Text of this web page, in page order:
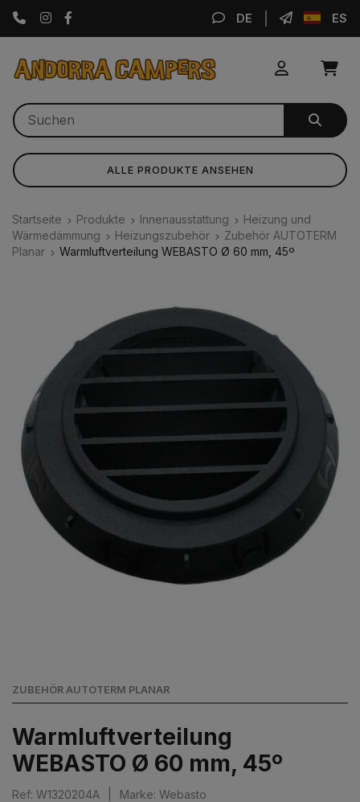
Instagram DE ES
ALLE PRODUKTE ANSEHEN
Startseite Produkte Innenausstattung
Heizung und
Wärmedämmung
Heizungszubehör
Zubehör AUTOTERM
Planar
Warmluftverteilung WEBASTO Ø 60 mm, 45º
ZUBEHÖR AUTOTERM PLANAR
Warmluftverteilung
WEBASTO Ø 60 mm, 45º
Ref: W1320204A Marke: Webasto